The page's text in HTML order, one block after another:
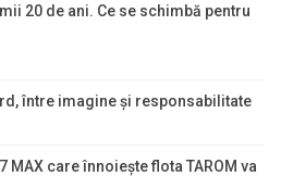
20 de ani. Ce se schimbă pentru
între imagine și responsabilitate
MAX care înnoiește flota TAROM va